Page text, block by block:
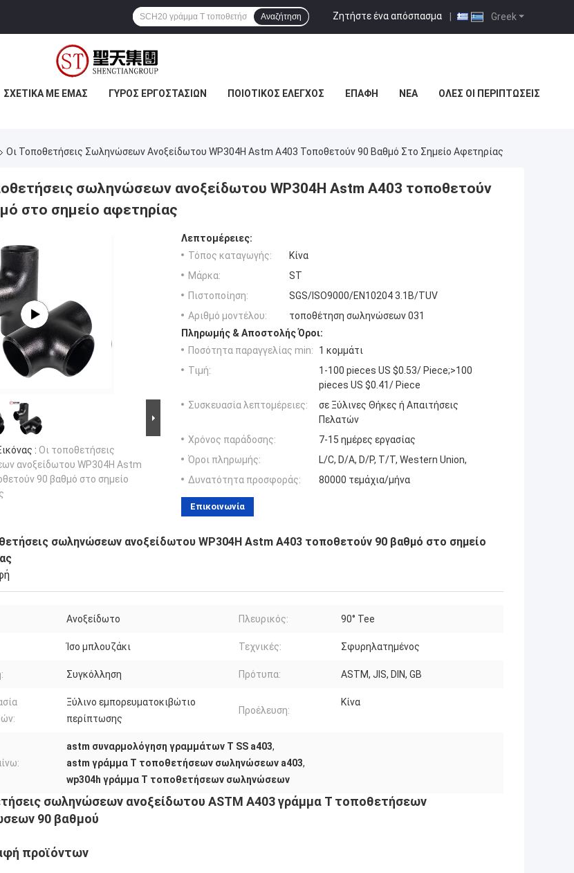
Greek
Ζητήστε ένα απόσπασμα |
Αναζήτηση
ΣΧΕΤΙΚΆ ΜΕ ΕΜΆΣ ΓΎΡΟΣ ΕΡΓΟΣΤΑΣΊΩΝ ΠΟΙΟΤΙΚΌΣ ΈΛΕΓΧΟΣ ΕΠΑΦΉ ΝΈΑ ΌΛΕΣ ΟΙ ΠΕΡΙΠΤΏΣΕΙΣ
Οι Τοποθετήσεις Σωληνώσεων Ανοξείδωτου WP304H Astm A403 Τοποθετούν 90 Βαθμό Στο Σημείο Αφετηρίας
σωληνώσεων ανοξείδωτου WP304H Astm A403 τοποθετούν
στο σημείο αφετηρίας
: Οι τοποθετήσεις
ανοξείδωτου WP304H Astm
90 βαθμό στο σημείο
Λεπτομέρειες:
Τόπος καταγωγής:
Κίνα
Μάρκα:
ST
Πιστοποίηση:
SGS/ISO9000/EN10204 3.1B/TUV
Αριθμό μοντέλου:
τοποθέτηση σωληνώσεων 031
Πληρωμής & Αποστολής Όροι:
Ποσότητα παραγγελίας min:
1 κομμάτι
Τιμή:
1-100 pieces US $0.53/ Piece;>100
pieces US $0.41/ Piece
Συσκευασία λεπτομέρειες:
σε Ξύλινες Θήκες ή Απαιτήσεις
Πελατών
Χρόνος παράδοσης:
7-15 ημέρες εργασίας
Όροι πληρωμής:
L/C, D/A, D/P, T/T, Western Union,
Δυνατότητα προσφοράς:
80000 τεμάχια/μήνα
Επικοινωνία
σωληνώσεων ανοξείδωτου WP304H Astm A403 τοποθετούν 90 βαθμό στο σημείο
Ανοξείδωτο Πλευρικός: 90° Tee
Ίσο μπλουζάκι Τεχνικές: Σφυρηλατημένος
Συγκόλληση Πρότυπα: ASTM, JIS, DIN, GB
Ξύλινο εμπορευματοκιβώτιο
περίπτωσης
Προέλευση:
Κίνα
astm συναρμολόγηση γραμμάτων Τ SS a403,
astm γράμμα Τ τοποθετήσεων σωληνώσεων a403,
wp304h γράμμα Τ τοποθετήσεων σωληνώσεων
σωληνώσεων ανοξείδωτου ASTM A403 γράμμα Τ τοποθετήσεων
90 βαθμού
προϊόντων